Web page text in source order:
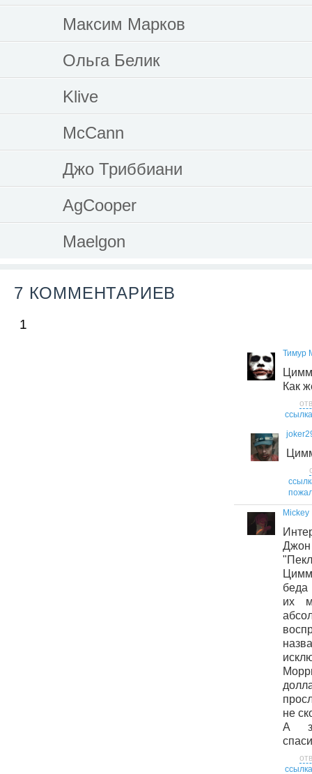
Максим Марков
Ольга Белик
Klive
McCann
Джо Триббиани
AgCooper
Maelgon
7 КОММЕНТАРИЕВ
1
Тимур
Как
ссылка
Mickey
беда
их
не
А
ссылка